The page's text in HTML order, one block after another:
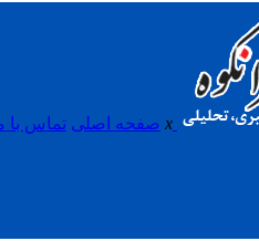
x صفحه اصلی تماس با